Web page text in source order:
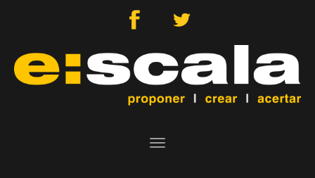
Toggle